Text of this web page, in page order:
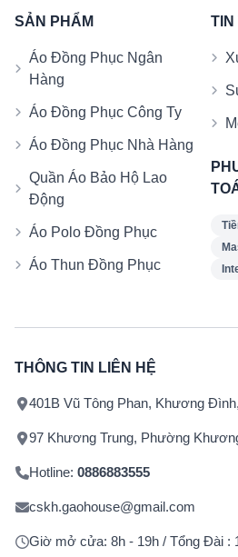
SẢN PHẨM
Áo Đồng Phục Ngân
Hàng
Áo Đồng Phục Công Ty
Áo Đồng Phục Nhà Hàng
Quần Áo Bảo Hộ Lao
Động
Áo Polo Đồng Phục
Áo Thun Đồng Phục
TIN
THÔNG TIN LIÊN HỆ
401B Vũ Tông Phan, Khương
97 Khương Trung, Phường
Hotline: 0886883555
cskh.gaohouse@gmail.com
Giờ mở cửa: 8h - 19h / Tổng Đài :